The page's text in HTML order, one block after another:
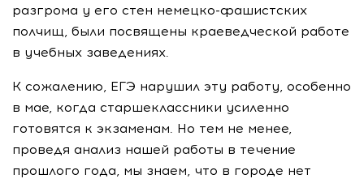
разгрома у его стен немецко-фашистских
полчищ, были посвящены краеведческой работе
в учебных заведениях.
К сожалению, ЕГЭ нарушил эту работу, особенно
в мае, когда старшеклассники усиленно
готовятся к экзаменам. Но тем не менее,
проведя анализ нашей работы в течение
прошлого года, мы знаем, что в городе нет